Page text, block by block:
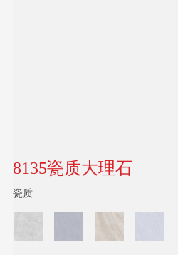
8135瓷质大理石
瓷质